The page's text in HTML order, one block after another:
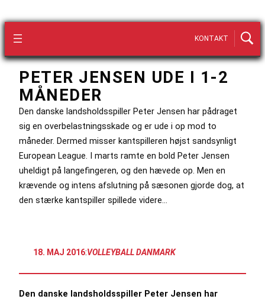
KONTAKT
PETER JENSEN UDE I 1-2
MÅNEDER
Den danske landsholdsspiller Peter Jensen har pådraget
sig en overbelastningsskade og er ude i op mod to
måneder. Dermed misser kantspilleren højst sandsynligt
European League. I marts ramte en bold Peter Jensen
uheldigt på langefingeren, og den hævede op. Men en
krævende og intens afslutning på sæsonen gjorde dog, at
den stærke kantspiller spillede videre…
18. MAJ 2016:VOLLEYBALL DANMARK
Den danske landsholdsspiller Peter Jensen har